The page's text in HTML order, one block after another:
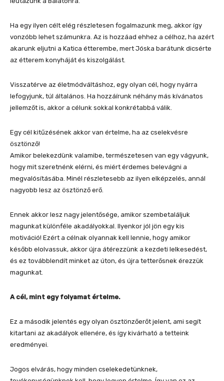
Ha egy ilyen célt elég részletesen fogalmazunk meg, akkor így
vonzóbb lehet számunkra. Az is hozzáad ehhez a célhoz, ha azért
akarunk eljutni a Katica étterembe, mert Jóska barátunk dicsérte
az étterem konyháját és kiszolgálást.
Visszatérve az életmódváltáshoz, egy olyan cél, hogy nyárra
lefogyjunk, túl általános. Ha hozzáírunk néhány más kívánatos
jellemzőt is, akkor a célunk sokkal konkrétabbá válik.
Egy cél kitűzésének akkor van értelme, ha az cselekvésre
ösztönző!
Amikor belekezdünk valamibe, természetesen van egy vágyunk,
hogy mit szeretnénk elérni, és miért érdemes belevágni a
megvalósításába. Minél részletesebb az ilyen elképzelés, annál
nagyobb lesz az ösztönző erő.
Ennek akkor lesz nagy jelentősége, amikor szembetaláljuk
magunkat különféle akadályokkal. Ilyenkor jól jön egy kis
motiváció! Ezért a célnak olyannak kell lennie, hogy amikor
később elolvassuk, akkor újra átérezzünk a kezdeti lelkesedést,
és ez továbblendít minket az úton, és újra tetterősnek érezzük
magunkat.
A cél, mint egy folyamat értelme.
Ez a második jelentés egy olyan ösztönzőerőt jelent, ami segít
kitartani az akadályok ellenére, és így kivárható a tetteink
eredményei.
Jogos elvárás, hogy minden cselekedetünknek,